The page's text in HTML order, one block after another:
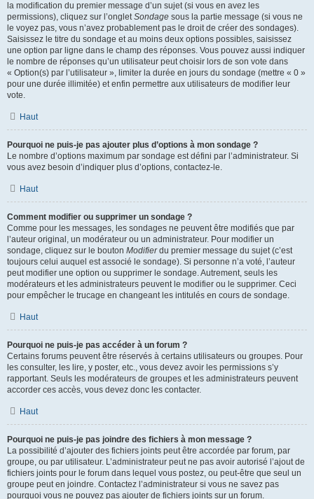
la modification du premier message d’un sujet (si vous en avez les
permissions), cliquez sur l’ongletSondage sous la partie message (si vous ne
le voyez pas, vous n’avez probablement pas le droit de créer des sondages).
Saisissez le titre du sondage et au moins deux options possibles, saisissez
une option par ligne dans le champ des réponses. Vous pouvez aussi indiquer
le nombre de réponses qu’un utilisateur peut choisir lors de son vote dans
« Option(s) par l’utilisateur », limiter la durée en jours du sondage (mettre « 0 »
pour une durée illimitée) et enfin permettre aux utilisateurs de modifier leur
vote.
Haut
Pourquoi ne puis-je pas ajouter plus d’options à mon sondage ?
Le nombre d’options maximum par sondage est défini par l’administrateur. Si
vous avez besoin d’indiquer plus d’options, contactez-le.
Haut
Comment modifier ou supprimer un sondage ?
Comme pour les messages, les sondages ne peuvent être modifiés que par
l’auteur original, un modérateur ou un administrateur. Pour modifier un
sondage, cliquez sur le bouton Modifierdu premier message du sujet (c’est
toujours celui auquel est associé le sondage). Si personne n’a voté, l’auteur
peut modifier une option ou supprimer le sondage. Autrement, seuls les
modérateurs et les administrateurs peuvent le modifier ou le supprimer. Ceci
pour empêcher le trucage en changeant les intitulés en cours de sondage.
Haut
Pourquoi ne puis-je pas accéder à un forum ?
Certains forums peuvent être réservés à certains utilisateurs ou groupes. Pour
les consulter, les lire, y poster, etc., vous devez avoir les permissions s’y
rapportant. Seuls les modérateurs de groupes et les administrateurs peuvent
accorder ces accès, vous devez donc les contacter.
Haut
Pourquoi ne puis-je pas joindre des fichiers à mon message ?
La possibilité d’ajouter des fichiers joints peut être accordée par forum, par
groupe, ou par utilisateur. L’administrateur peut ne pas avoir autorisé l’ajout de
fichiers joints pour le forum dans lequel vous postez, ou peut-être que seul un
groupe peut en joindre. Contactez l’administrateur si vous ne savez pas
pourquoi vous ne pouvez pas ajouter de fichiers joints sur un forum.